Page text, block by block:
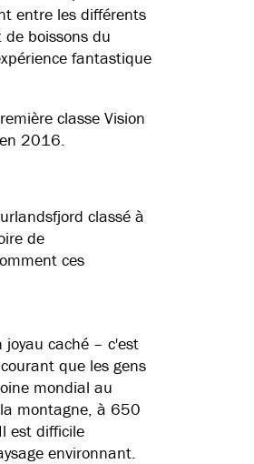
entre les différents
boissons du
fantastique
classe Vision
2016.
classé à
de
ces
caché – c'est
que les gens
mondial au
montagne, à 650
est difficile
environnant.